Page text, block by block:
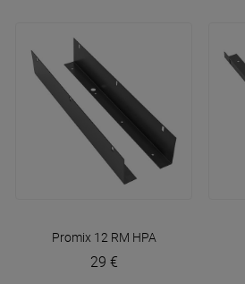
Promix 12 RM HPA
29 €